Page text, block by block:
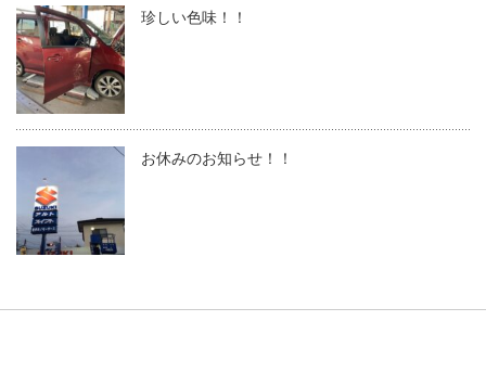
珍しい色味！！
お休みのお知らせ！！